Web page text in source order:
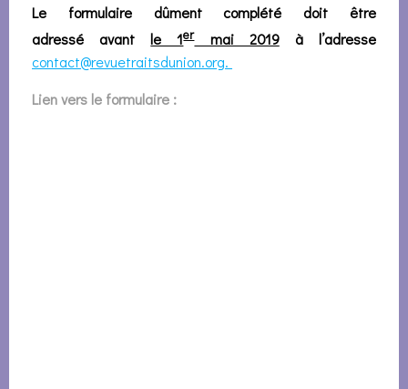
Le formulaire dûment complété doit être
adressé avantle 1ermai 2019à l’adresse
contact@revuetraitsdunion.org.
Lien vers le formulaire :